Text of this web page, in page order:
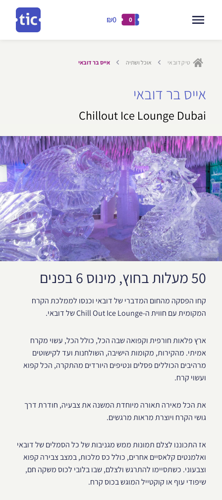
0
₪0
טיק דובאי אוכל ושתיה אייס בר דובאי
אייס בר דובאי
Chillout Ice Lounge Dubai
50 מעלות בחוץ, מינוס 6 בפנים
קחו הפסקה מהחום המדברי של דובאי וכנסו לממלכת הקרח
המקומית עם חווית ה-Chill Out Ice Lounge של דובאי.
ארץ פלאות חורפית וקפואה שבה הכל, כולל הכל, עשוי מקרח
אמיתי. מהקירות, מקומות הישיבה, השולחנות ועד לקישוטים
מרהיבים הכוללים פסלים ונטיפים היורדים מהתקרה, הכל קפוא
ועשוי קרח.
את הכל מאירה תאורה מיוחדת המשנה את צבעיה, חודרת דרך
גושי הקרח ויוצרת מראות מרגשים.
אז התכוננו לצלם תמונות ממש מגניבות של כל הסמלים של דובאי
ואלמנטים קלאסיים אחרים, כולל כס מלכות, במצב צבירה קפוא
וצבעוני. כשתסיימו להתרגש ולצלם, שבו בלובי לכוס משקה חם,
שיפודי עוף או קוקטייל המוגש בכוס קרח.